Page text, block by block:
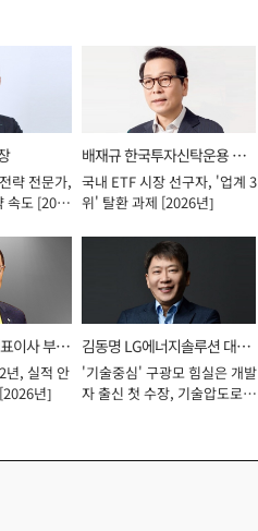
략 전문가,
속도 [2026
배재규 한국투자신탁운용 대
표이사 사장
국내 ETF 시장 선구자, '업계 3
위' 탈환 과제 [2026년]
이사 부회
년, 실적 안
년]
김동명 LG에너지솔루션 대표
이사 사장
'기술중심' 구광모 힘실은 개발
자 출신 첫 수장, 기술압도로